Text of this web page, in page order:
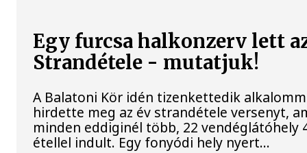
Egy furcsa halkonzerv lett
Strandétele - mutatjuk!
A Balatoni Kör idén tizenkettedik
hirdette meg az év strandétele versenyt,
minden eddiginél több, 22 vendéglátóhely
étellel indult. Egy fonyódi hely nyert...